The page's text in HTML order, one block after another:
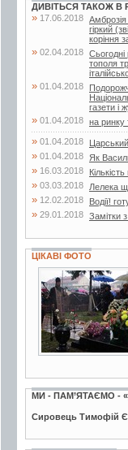
ДИВІТЬСЯ ТАКОЖ В
» 17.06.2018
гіркий
коріння
» 02.04.2018
тополя
» 01.04.2018
газети і
» 01.04.2018 на ринку
» 01.04.2018
» 01.04.2018 Як
» 16.03.2018
» 03.03.2018 Лелека
» 12.02.2018 Водії!
» 29.01.2018 Замітки з
ЦІКАВІ ФОТО
10 фото
МИ - ПАМ’ЯТАЄМО - «
Сировець Тимофій